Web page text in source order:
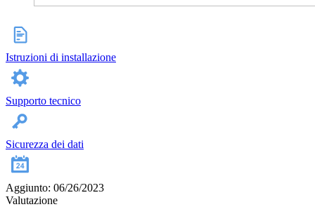
Istruzioni di installazione
Supporto tecnico
Sicurezza dei dati
Aggiunto: 06/26/2023
Valutazione